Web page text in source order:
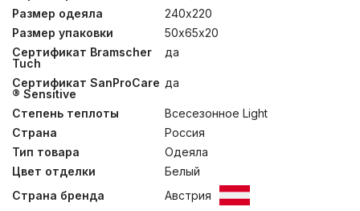
требует буквально все: от высококачественного
сырья и тончайшей пряжи до заключительной
эксклюзивной отделки тканей. Сочетание тонкой
ткани и серого пуха придают изделиям серебристый
оттенок, что легло в основу названия коллекции.
Размер одеяла
240х220
Размер упаковки
50х65х20
Сертификат Bramscher
Tuch
да
Сертификат SanProCare
® Sensitive
да
Степень теплоты
Всесезонное Light
Страна
Россия
Тип товара
Одеяла
Цвет отделки
Белый
Страна бренда
Австрия